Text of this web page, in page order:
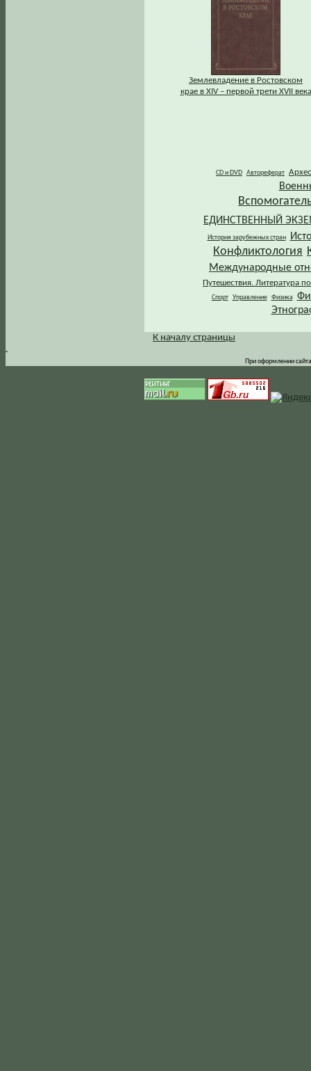
Землевладение в Ростовском
крае в XIV – первой трети XVII века
CD и DVD Автореферат
ЕДИНСТВЕННЫЙ
История зарубежных стран
Конфликтология
Международные
Путешествия. Литература
Спорт Управление Физика
.
К началу страницы
При оформлении